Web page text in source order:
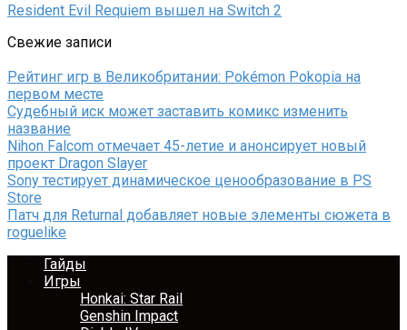
Resident Evil Requiem вышел на Switch 2
Свежие записи
Рейтинг игр в Великобритании: Pokémon Pokopia на
первом месте
Судебный иск может заставить комикс изменить
название
Nihon Falcom отмечает 45-летие и анонсирует новый
проект Dragon Slayer
Sony тестирует динамическое ценообразование в PS
Store
Патч для Returnal добавляет новые элементы сюжета в
roguelike
Гайды
Игры
Honkai: Star Rail
Genshin Impact